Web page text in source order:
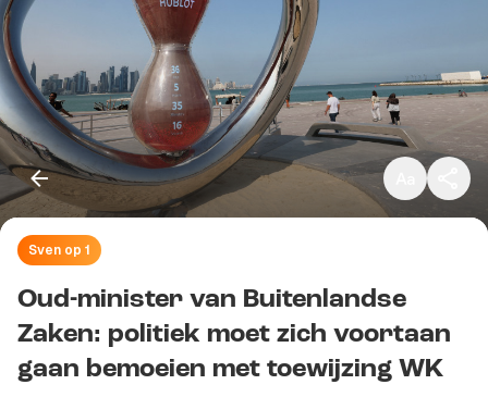
Klein
Standaard
Groot
Sven op 1
Oud-minister van Buitenlandse
Zaken: politiek moet zich voortaan
gaan bemoeien met toewijzing WK